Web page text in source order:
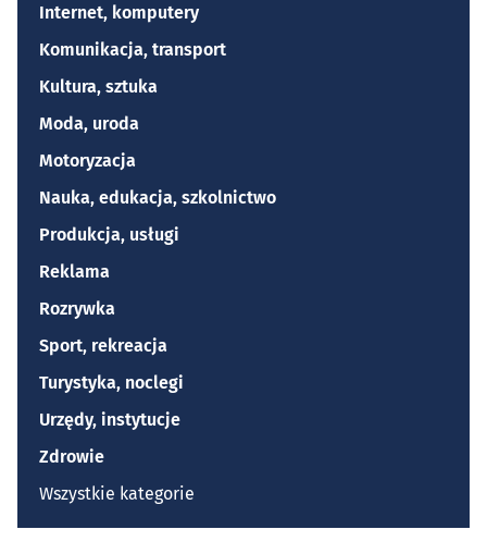
Internet, komputery
Komunikacja, transport
Kultura, sztuka
Moda, uroda
Motoryzacja
Nauka, edukacja, szkolnictwo
Produkcja, usługi
Reklama
Rozrywka
Sport, rekreacja
Turystyka, noclegi
Urzędy, instytucje
Zdrowie
Wszystkie kategorie